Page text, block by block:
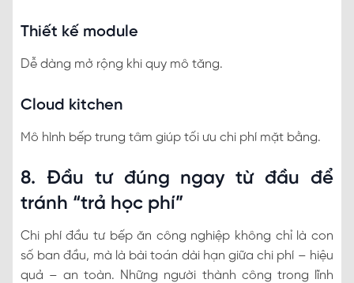
Thiết kế module
Dễ dàng mở rộng khi quy mô tăng.
Cloud kitchen
Mô hình bếp trung tâm giúp tối ưu chi phí mặt bằng.
8. Đầu tư đúng ngay từ đầu để
tránh “trả học phí”
Chi phí đầu tư bếp ăn công nghiệp không chỉ là con
số ban đầu, mà là bài toán dài hạn giữa chi phí – hiệu
quả – an toàn. Những người thành công trong lĩnh